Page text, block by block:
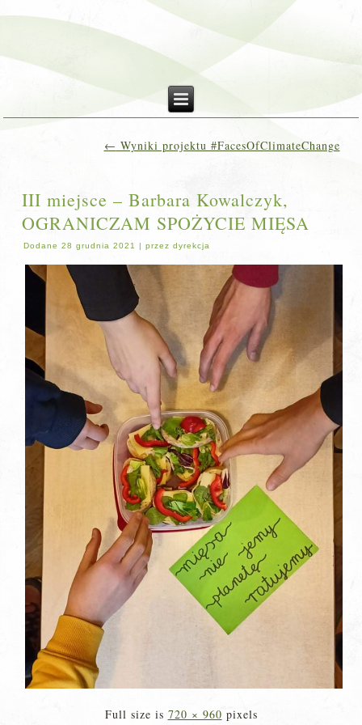
← Wyniki projektu #FacesOfClimateChange
III miejsce – Barbara Kowalczyk,
OGRANICZAM SPOŻYCIE MIĘSA
Dodane 28 grudnia 2021 |przez dyrekcja
Full size is 720 × 960 pixels